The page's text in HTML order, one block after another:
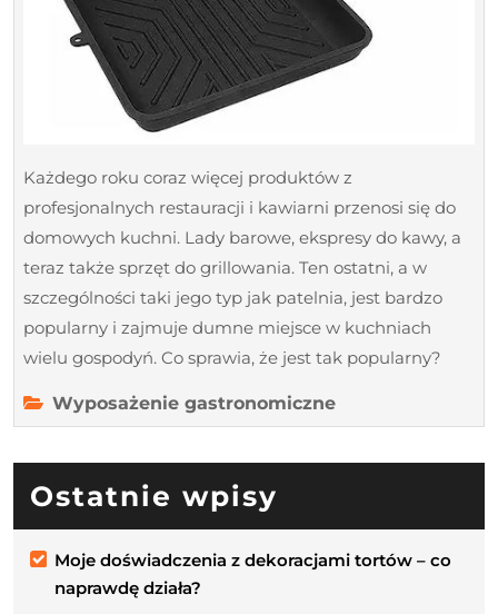
w
każdym
domu
Każdego roku coraz więcej produktów z
profesjonalnych restauracji i kawiarni przenosi się do
domowych kuchni. Lady barowe, ekspresy do kawy, a
teraz także sprzęt do grillowania. Ten ostatni, a w
szczególności taki jego typ jak patelnia, jest bardzo
popularny i zajmuje dumne miejsce w kuchniach
wielu gospodyń. Co sprawia, że jest tak popularny?
Wyposażenie gastronomiczne
Ostatnie wpisy
Moje doświadczenia z dekoracjami tortów – co
naprawdę działa?